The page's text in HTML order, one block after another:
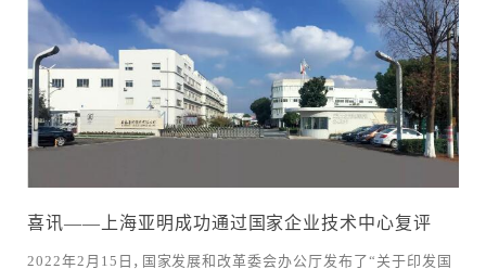
喜讯——上海亚明成功通过国家企业技术中心复评
2022年2月15日，国家发展和改革委会办公厅发布了“关于印发国